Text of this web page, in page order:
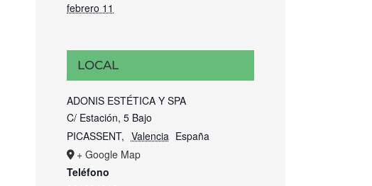
febrero 11
LOCAL
ADONIS ESTÉTICA Y SPA
C/ Estación, 5 Bajo
PICASSENT, Valencia España
+ Google Map
Teléfono